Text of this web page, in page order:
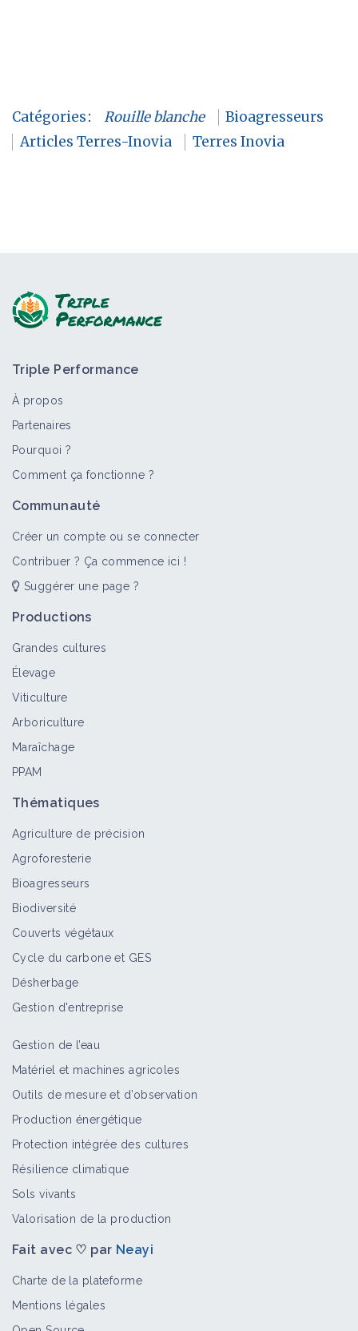
Catégories: Rouille blanche
Bioagresseurs
Articles Terres-Inovia
Terres Inovia
Triple Performance
À propos
Partenaires
Pourquoi ?
Comment ça fonctionne ?
Communauté
Créer un compte ou se connecter
Contribuer ? Ça commence ici !
Suggérer une page ?
Productions
Grandes cultures
Élevage
Viticulture
Arboriculture
Maraîchage
PPAM
Thématiques
Agriculture de précision
Agroforesterie
Bioagresseurs
Biodiversité
Couverts végétaux
Cycle du carbone et GES
Désherbage
Gestion d'entreprise
Gestion de l’eau
Matériel et machines agricoles
Outils de mesure et d’observation
Production énergétique
Protection intégrée des cultures
Résilience climatique
Sols vivants
Valorisation de la production
Fait avec ♡ par Neayi
Charte de la plateforme
Mentions légales